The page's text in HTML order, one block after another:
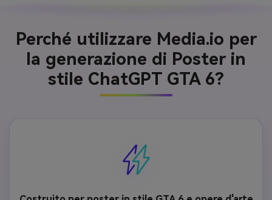
Perché utilizzare Media.io per
la generazione di Poster in
stile ChatGPT GTA 6?